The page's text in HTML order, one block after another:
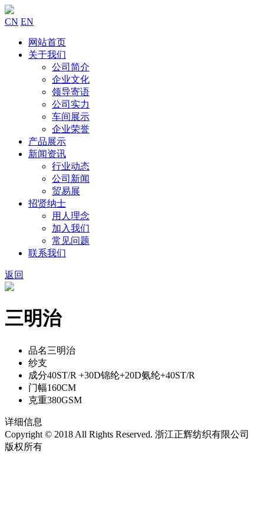
CN EN
网站首页
关于我们
公司简介
企业文化
领导寄语
公司实力
车间展示
企业荣誉
产品展示
新闻资讯
行业动态
公司新闻
贸易展
招贤纳士
用人理念
加入我们
常见问题
联系我们
返回
三明治
品名三明治
纱支
成分40ST/R +30D锦纶+20D氨纶+40ST/R
门幅160CM
克重380GSM
详细信息
Copyright © 2018 All Rights Reserved. 浙江正辉纺织有限公司
版权所有